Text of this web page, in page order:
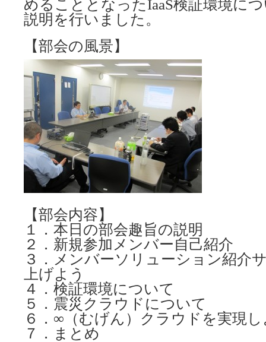
めることとなったIaaS検証環境に
説明を行いました。
【部会の風景】
【部会内容】
１．本日の部会趣旨の説明
２．新規参加メンバー自己紹介
３．メンバーソリューション紹介
上げよう
４．検証環境について
５．震災クラウドについて
６．∞（むげん）クラウドを実現
７．まとめ